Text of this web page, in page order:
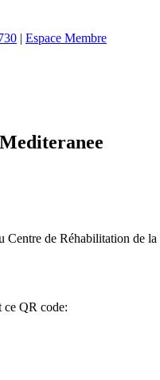
| Espace Membre
de Réhabilitation de la
ce QR code: